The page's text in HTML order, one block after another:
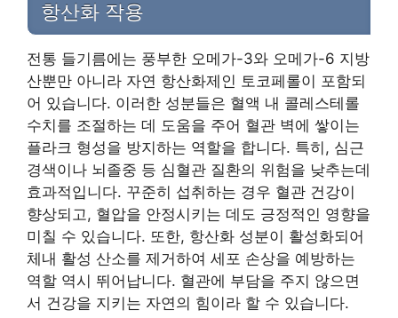
항산화 작용
전통 들기름에는 풍부한 오메가-3와 오메가-6 지방
산뿐만 아니라 자연 항산화제인 토코페롤이 포함되
어 있습니다. 이러한 성분들은 혈액 내 콜레스테롤
수치를 조절하는 데 도움을 주어 혈관 벽에 쌓이는
플라크 형성을 방지하는 역할을 합니다. 특히, 심근
경색이나 뇌졸중 등 심혈관 질환의 위험을 낮추는데
효과적입니다. 꾸준히 섭취하는 경우 혈관 건강이
향상되고, 혈압을 안정시키는 데도 긍정적인 영향을
미칠 수 있습니다. 또한, 항산화 성분이 활성화되어
체내 활성 산소를 제거하여 세포 손상을 예방하는
역할 역시 뛰어납니다. 혈관에 부담을 주지 않으면
서 건강을 지키는 자연의 힘이라 할 수 있습니다.